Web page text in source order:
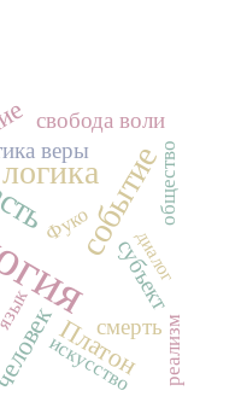
событие
логика
Платон
субъект
веры
свобода воли
смерть
искусство реализм
Фуко общество
язык
диалог